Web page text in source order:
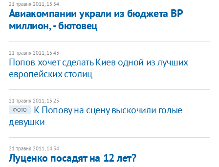
21 травня 2011, 15:54
Авиакомпании украли из бюджета ВР
миллион, - бютовец
21 травня 2011, 15:43
Попов хочет сделать Киев одной из лучших
европейских столиц
21 травня 2011, 15:25
ФОТО
К Попову на сцену выскочили голые
девушки
21 травня 2011, 14:54
Луценко посадят на 12 лет?